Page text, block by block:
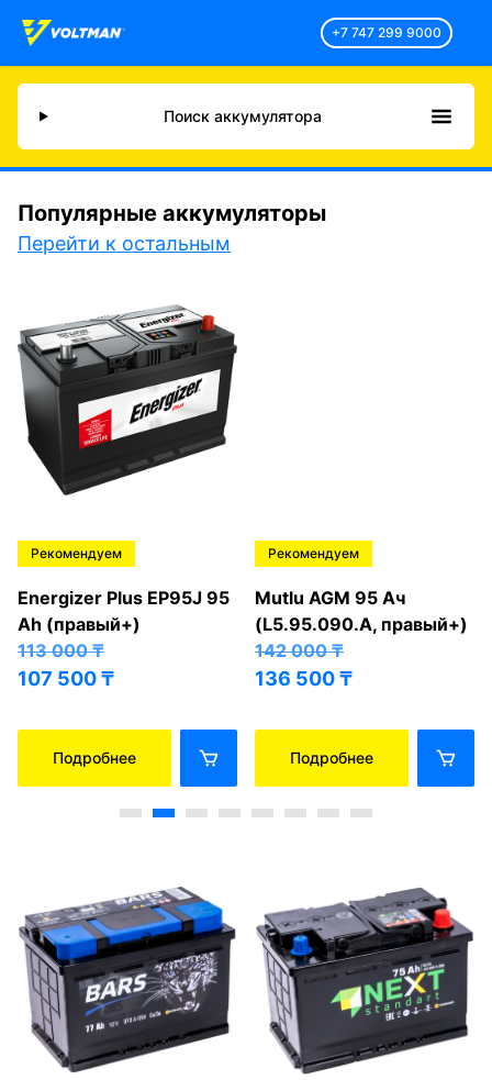
+7 747 299 9000
Поиск аккумулятора
Популярные аккумуляторы
Перейти к остальным
Рекомендуем
Energizer Plus EP95J 95
Ah (правый+)
113 000₸
107 500₸
Подробнее
Рекомендуем
Mutlu AGM 95 Ач
(L5.95.090.A, правый+)
142 000₸
136 500₸
Подробнее